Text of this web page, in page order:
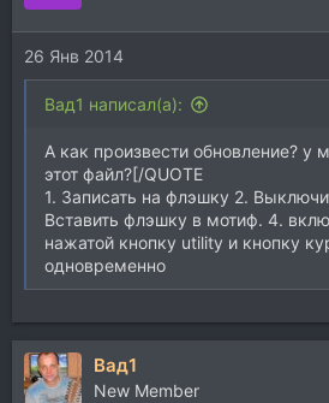
26 Янв 2014
Вад1 написал(а):
А как произвести обновление? у
этот файл?[/QUOTE
1. Записать на флэшку 2.
Вставить флэшку в мотиф. 4.
нажатой кнопку utility и кнопку
одновременно
Вад1
New Member